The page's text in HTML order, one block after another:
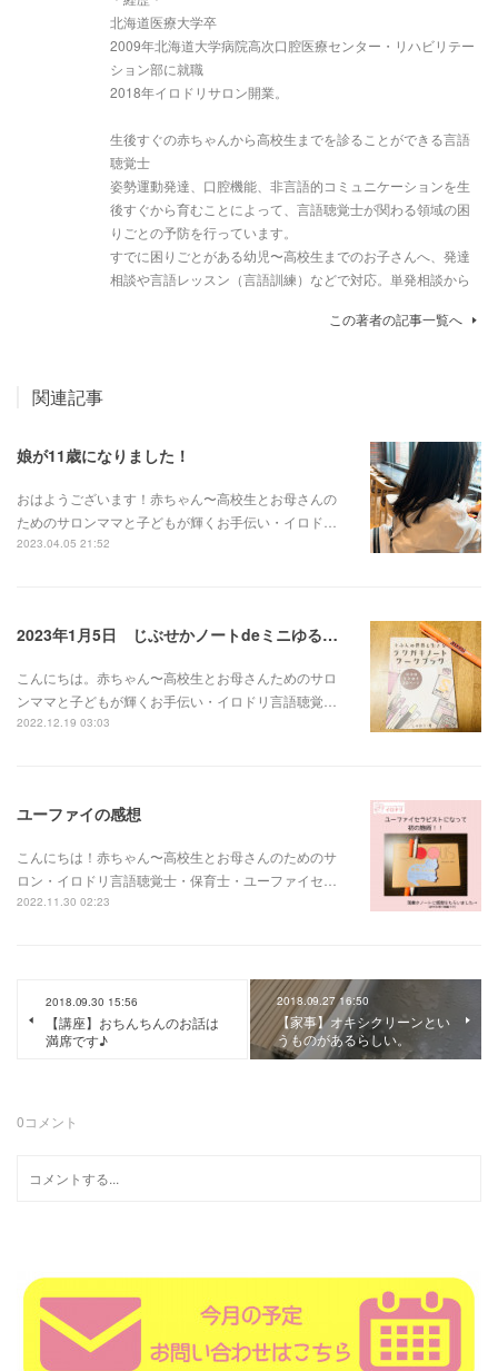
北海道医療大学卒
2009年北海道大学病院高次口腔医療センター・リハビリテー
ション部に就職
2018年イロドリサロン開業。
生後すぐの赤ちゃんから高校生までを診ることができる言語
聴覚士
姿勢運動発達、口腔機能、非言語的コミュニケーションを生
後すぐから育むことによって、言語聴覚士が関わる領域の困
りごとの予防を行っています。
すでに困りごとがある幼児〜高校生までのお子さんへ、発達
相談や言語レッスン（言語訓練）などで対応。単発相談から
この著者の記事一覧へ
関連記事
娘が11歳になりました！
おはようございます！赤ちゃん〜高校生とお母さんの
ためのサロンママと子どもが輝くお手伝い・イロド…
2023.04.05 21:52
2023年1月5日 じぶせかノートdeミニゆるぴか母ちゃん塾！
こんにちは。赤ちゃん〜高校生とお母さんためのサロ
ンママと子どもが輝くお手伝い・イロドリ言語聴覚…
2022.12.19 03:03
ユーファイの感想
こんにちは！赤ちゃん〜高校生とお母さんのためのサ
ロン・イロドリ言語聴覚士・保育士・ユーファイセ…
2022.11.30 02:23
2018.09.30 15:56
【講座】おちんちんのお話は
満席です♪
2018.09.27 16:50
【家事】オキシクリーンとい
うものがあるらしい。
0コメント